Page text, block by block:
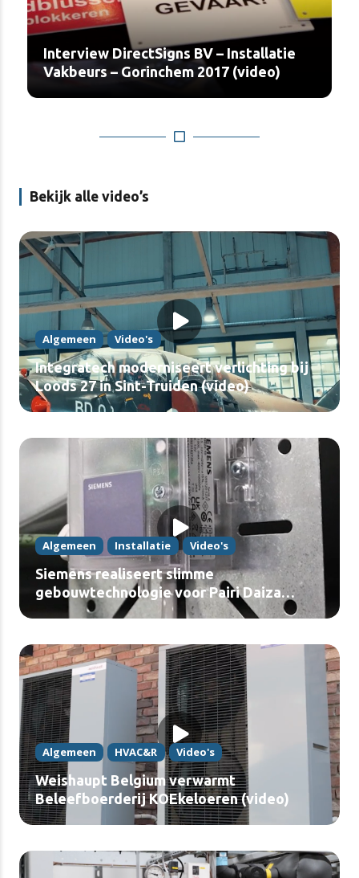
Interview DirectSigns BV – Installatie
Vakbeurs – Gorinchem 2017 (video)
Bekijk alle video’s
Algemeen Video's
Integratech moderniseert verlichting bij
Loods 27 in Sint-Truiden (video)
Algemeen Installatie Video's
Siemens realiseert slimme
gebouwtechnologie voor Pairi Daiza
(video)
Algemeen HVAC&R Video's
Weishaupt Belgium verwarmt
Beleefboerderij KOEkeloeren (video)